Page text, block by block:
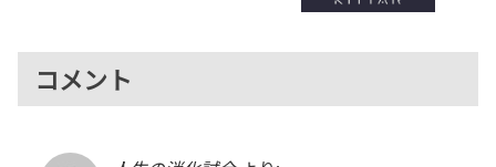
コメント